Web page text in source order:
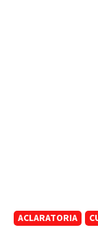
ACLARATORIA